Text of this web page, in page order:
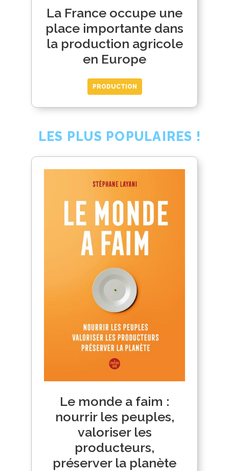
La France occupe une
place importante dans
la production agricole
en Europe
PRODUCTION
LES PLUS POPULAIRES !
Le monde a faim :
nourrir les peuples,
valoriser les
producteurs,
préserver la planète